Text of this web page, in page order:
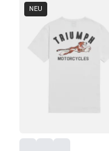
NEU